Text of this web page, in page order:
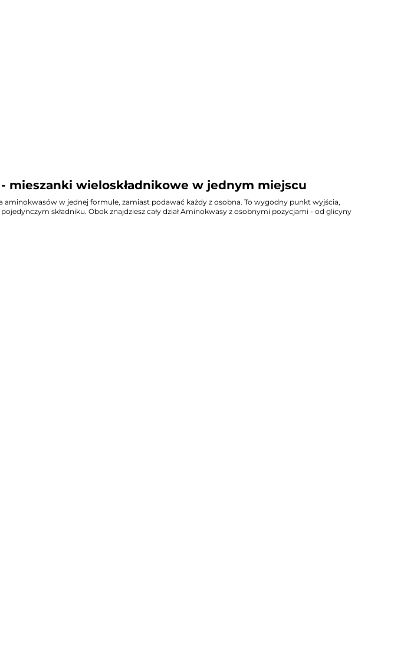
mieszanki wieloskładnikowe w jednym miejscu
aminokwasów w jednej formule, zamiast podawać każdy z osobna. To wygodny punkt wyjścia,
składniku. Obok znajdziesz cały dział Aminokwasy z osobnymi pozycjami - od glicyny